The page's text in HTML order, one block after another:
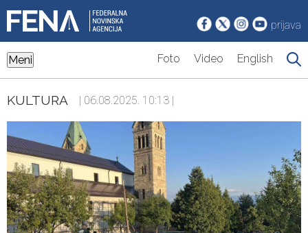
prijava
Meni Foto Video English
KULTURA | 06.08.2025. 10:13 |